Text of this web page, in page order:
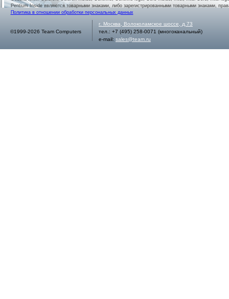
Pentium Inside являются товарными знаками, либо зарегистрированными товарными знаками,
Политика в отношении обработки персональных данных
©1999-2026 Team Computers
г. Москва
Волоколамское шоссе, д.73
тел.: +7 (495) 258-0071 (многоканальный)
e-mail: sales@team.ru